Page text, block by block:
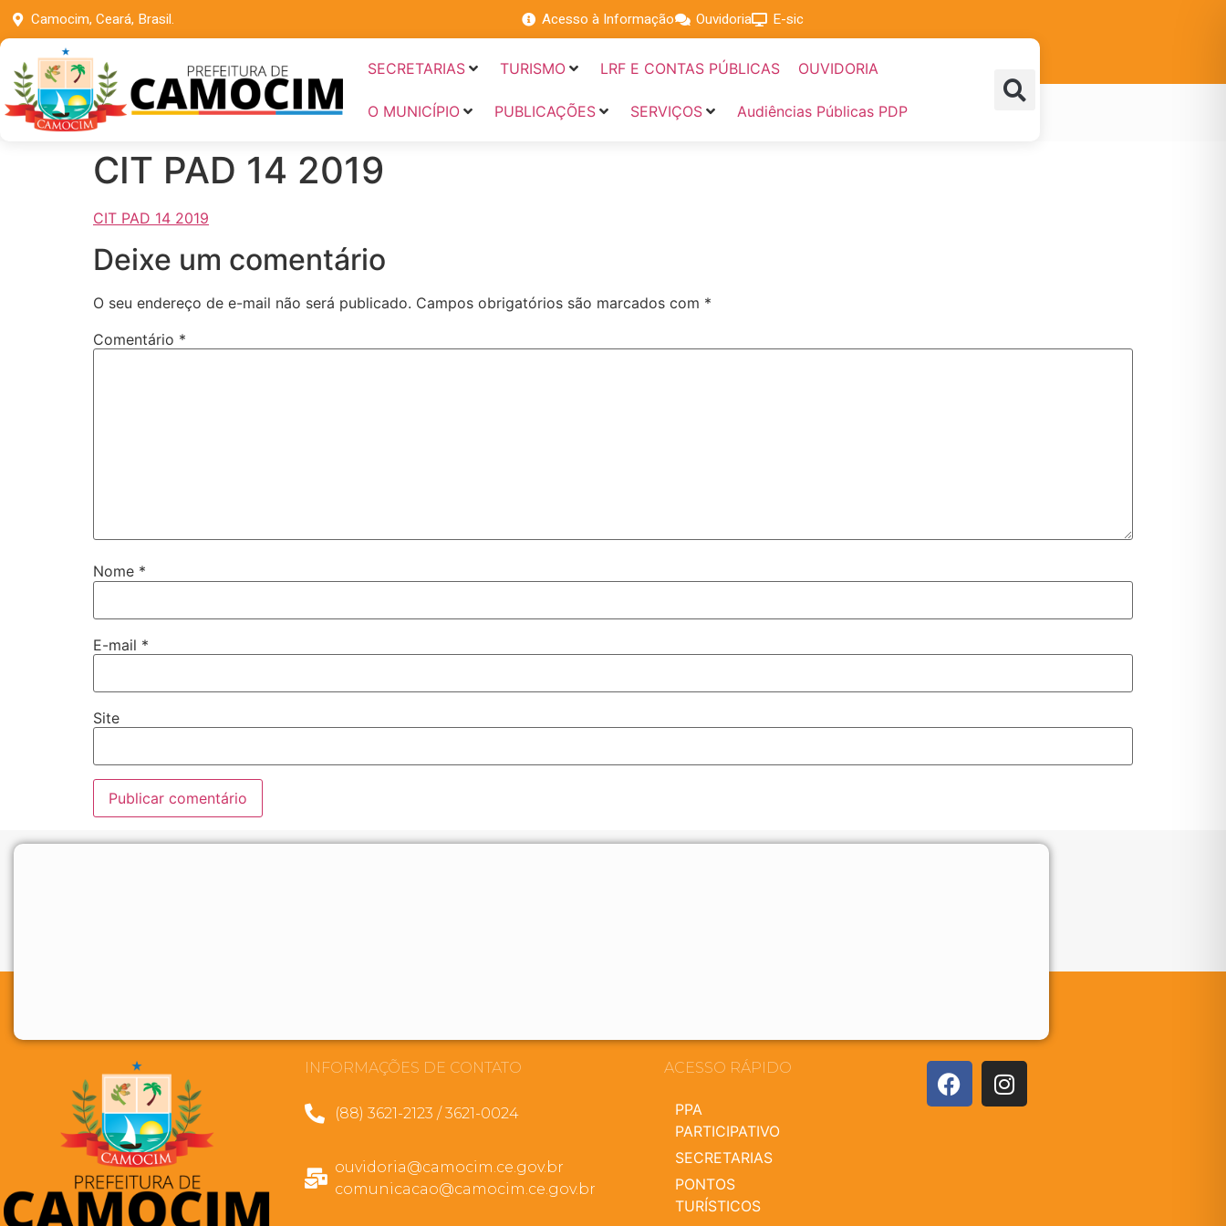
Camocim, Ceará, Brasil. Acesso à Informação Ouvidoria E-sic
SECRETARIAS TURISMO LRF E CONTAS PÚBLICAS OUVIDORIA
O MUNICÍPIO PUBLICAÇÕES SERVIÇOS Audiências Públicas PDP
CIT PAD 14 2019
CIT PAD 14 2019
Deixe um comentário
O seu endereço de e-mail não será publicado. Campos obrigatórios são marcados com *
Comentário *
Nome *
E-mail *
Site
INFORMAÇÕES DE CONTATO
(88) 3621-2123 / 3621-0024
ouvidoria@camocim.ce.gov.br
comunicacao@camocim.ce.gov.br
ACESSO RÁPIDO
PPA
PARTICIPATIVO
SECRETARIAS
PONTOS
TURÍSTICOS